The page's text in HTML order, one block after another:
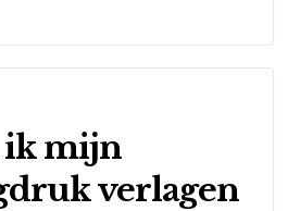
ik mijn
verlagen